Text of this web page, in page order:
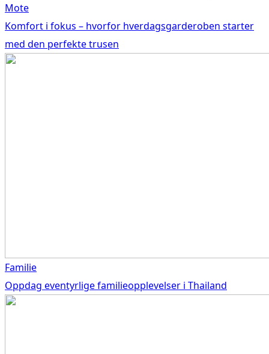
Mote
Komfort i fokus – hvorfor hverdagsgarderoben starter
med den perfekte trusen
Familie
Oppdag eventyrlige familieopplevelser i Thailand